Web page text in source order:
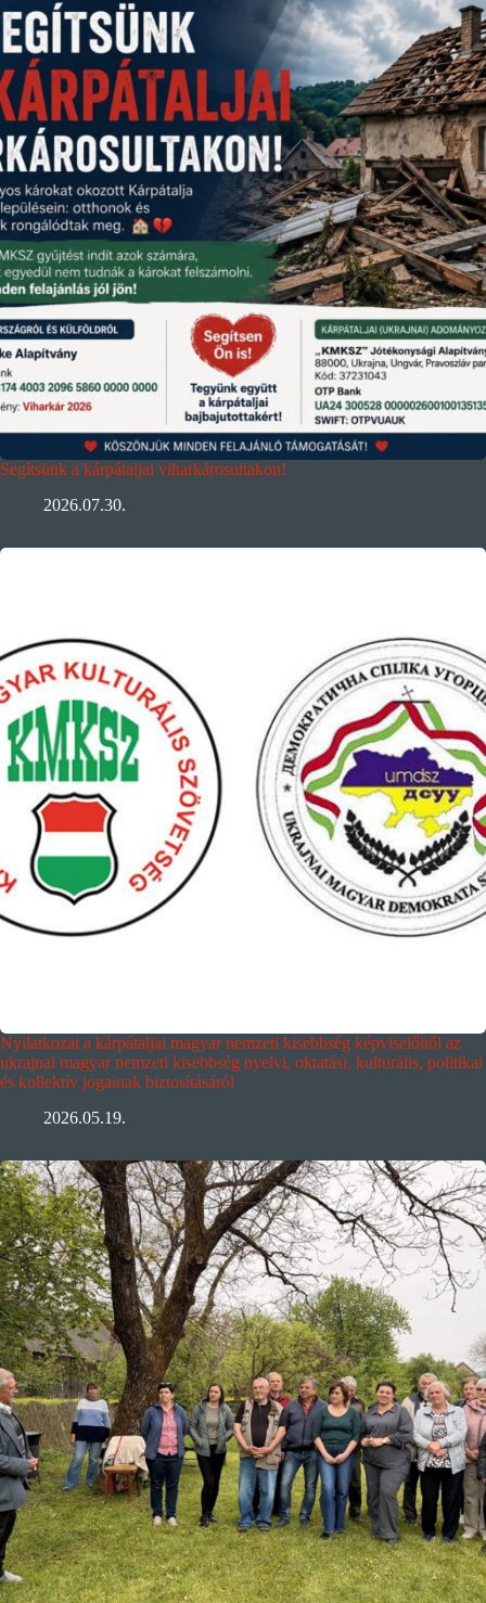
Segítsünk a kárpátaljai viharkárosultakon!
2026.07.30.
Nyilatkozat a kárpátaljai magyar nemzeti kisebbség képviselőitől az
ukrajnai magyar nemzeti kisebbség nyelvi, oktatási, kulturális, politikai
és kollektív jogainak biztosításáról
2026.05.19.